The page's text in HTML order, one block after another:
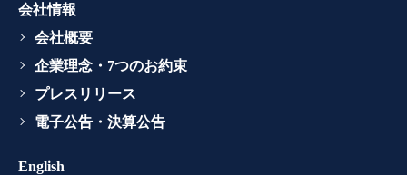
会社情報
会社概要
企業理念・7つのお約束
プレスリリース
電子公告・決算公告
English